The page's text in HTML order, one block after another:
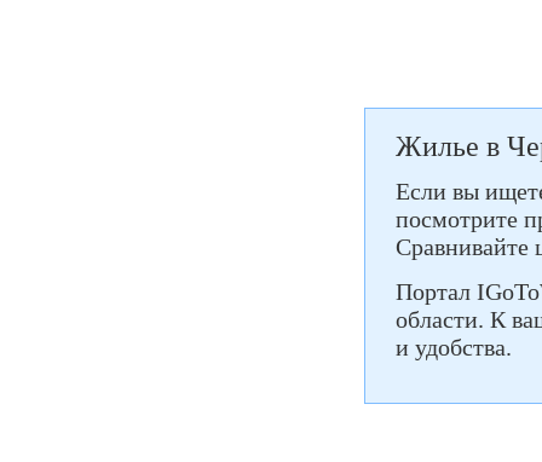
Жилье в
Если вы
посмотрите
Сравнивайте
Портал
области. К
и удобства.